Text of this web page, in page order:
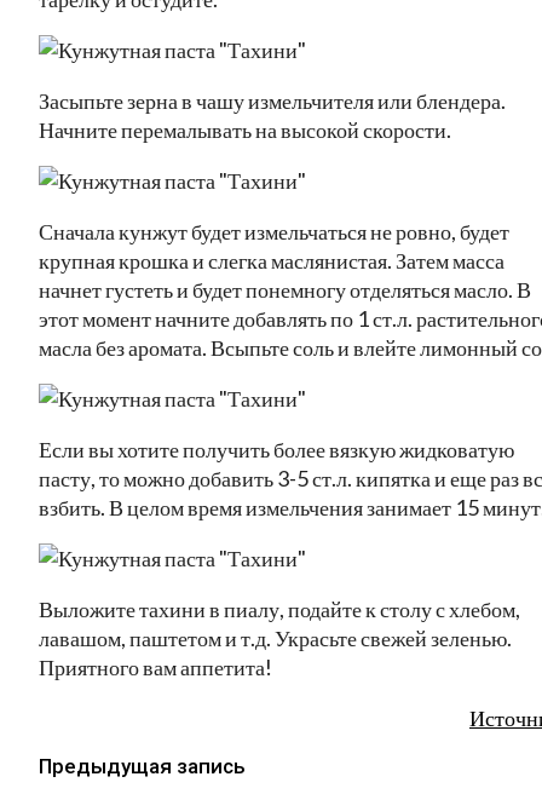
Засыпьте зерна в чашу измельчителя или блендера.
Начните перемалывать на высокой скорости.
Сначала кунжут будет измельчаться не ровно, будет
крупная крошка и слегка маслянистая. Затем масса
начнет густеть и будет понемногу отделяться масло. В
этот момент начните добавлять по 1 ст.л.
масла без аромата. Всыпьте соль и влейте лимонный
Если вы хотите получить более вязкую жидковатую
пасту, то можно добавить 3-5 ст.л. кипятка и еще раз
взбить. В целом время измельчения занимает 15
Выложите тахини в пиалу, подайте к столу с хлебом,
лавашом, паштетом и т.д. Украсьте свежей зеленью.
Приятного вам аппетита!
Предыдущая запись